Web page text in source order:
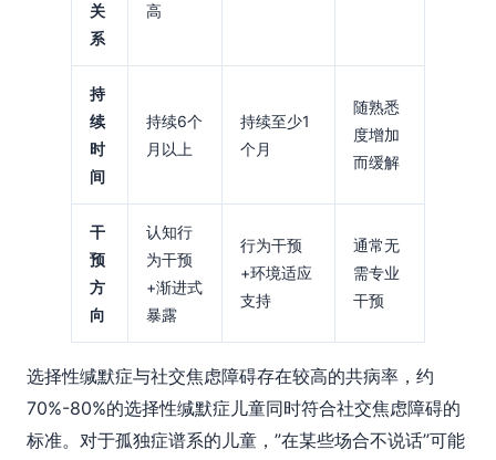
关
系
高
持
续
时
间
持续6个
月以上
持续至少1
个月
随熟悉
度增加
而缓解
干
预
方
向
认知行
为干预
+渐进式
暴露
行为干预
+环境适应
支持
通常无
需专业
干预
选择性缄默症与社交焦虑障碍存在较高的共病率，约
70%-80%的选择性缄默症儿童同时符合社交焦虑障碍的
标准。对于孤独症谱系的儿童，”在某些场合不说话”可能